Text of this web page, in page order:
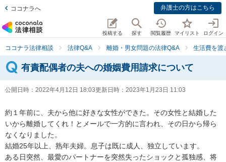
ココナラへ 弁護士の方はこちら
投稿する 探す 閲覧履歴 マイリスト ログイン
ココナラ法律相談 法律Q&A 離婚・男女問題の法律Q&A 生活費を渡
有責配偶者の夫への婚姻費用請求について
公開日時： 2022年4月12日 18:03更新日時： 2023年1月23日 11:03
約１年前に、夫から他に好きな女性ができた。その女性と結婚した
いから離婚してくれ！とメールで一方的に言われ、その日から帰ら
なくなりました。
結婚25年以上、熟年夫婦。息子は既に成人、独立しています。
ある日突然、最愛のパートナーを突然失ったショックと孤独感、将